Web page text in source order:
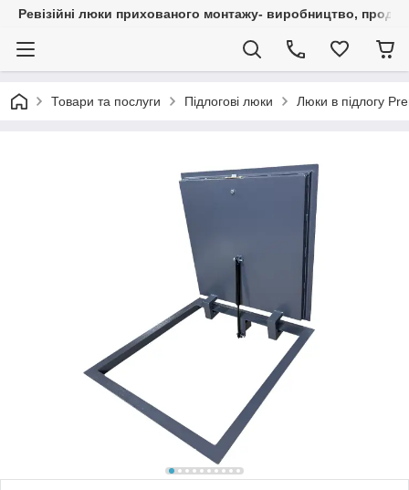
Ревізійні люки прихованого монтажу- виробництво, продаж
Товари та послуги Підлогові люки Люки в підлогу